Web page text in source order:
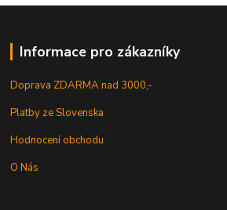
Informace pro zákazníky
Doprava ZDARMA nad 3000,-
Platby ze Slovenska
Hodnocení obchodu
O Nás